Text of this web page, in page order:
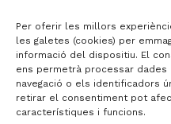
Per oferir les millors
les galetes (cookies) per
informació del dispositiu. El
ens permetrà processar
navegació o els identificadors
retirar el consentiment pot
característiques i funcions.
Dades